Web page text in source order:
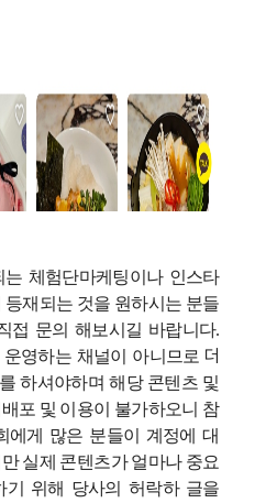
체험단마케팅이나 인스타
재되는 것을 원하시는 분들
접 문의 해보시길 바랍니다.
영하는 채널이 아니므로 더
를 하셔야하며 해당 콘텐츠 및
포 및 이용이 불가하오니 참
에게 많은 분들이 계정에 대
실제 콘텐츠가 얼마나 중요
기 위해 당사의 허락하 글을